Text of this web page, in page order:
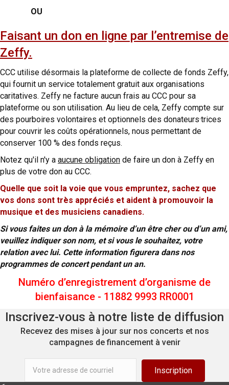
OU
Faisant un don en ligne par l’entremise de
Zeffy.
CCC utilise désormais la plateforme de collecte de fonds Zeffy,
qui fournit un service totalement gratuit aux organisations
caritatives. Zeffy ne facture aucun frais au CCC pour sa
plateforme ou son utilisation. Au lieu de cela, Zeffy compte sur
des pourboires volontaires et optionnels des donateurs·trices
pour couvrir les coûts opérationnels, nous permettant de
conserver 100 % des fonds reçus.
Notez qu'il n'y a aucune obligation de faire un don à Zeffy en
plus de votre don au CCC.
Quelle que soit la voie que vous empruntez, sachez que
vos dons sont très appréciés et aident à promouvoir la
musique et des musiciens canadiens.
Si vous faites un don à la mémoire d’un être cher ou d’un ami,
veuillez indiquer son nom, et si vous le souhaitez, votre
relation avec lui. Cette information figurera dans nos
programmes de concert pendant un an.
Numéro d’enregistrement d’organisme de
bienfaisance - 11882 9993 RR0001
Inscrivez-vous à notre liste de diffusion
Recevez des mises à jour sur nos concerts et nos
campagnes de financement à venir
Inscription